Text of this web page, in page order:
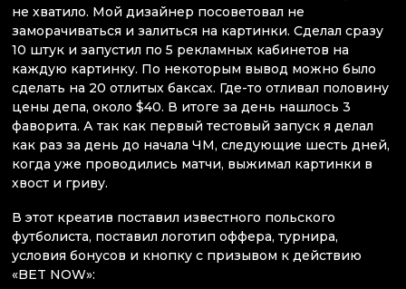
не хватило. Мой дизайнер посоветовал не
заморачиваться и залиться на картинки. Сделал сразу
10 штук и запустил по 5 рекламных кабинетов на
каждую картинку. По некоторым вывод можно было
сделать на 20 отлитых баксах. Где-то отливал половину
цены депа, около $40. В итоге за день нашлось 3
фаворита. А так как первый тестовый запуск я делал
как раз за день до начала ЧМ, следующие шесть дней,
когда уже проводились матчи, выжимал картинки в
хвост и гриву.
В этот креатив поставил известного польского
футболиста, поставил логотип оффера, турнира,
условия бонусов и кнопку с призывом к действию
«BET NOW»: